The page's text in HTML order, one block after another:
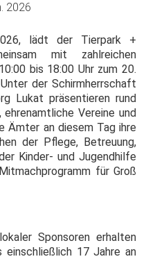
2026
lädt der Tierpark +
mit zahlreichen
bis 18:00 Uhr zum 20.
der Schirmherrschaft
Lukat präsentieren rund
Vereine und
Ämter an diesem Tag ihre
der Pflege, Betreuung,
Kinder- und Jugendhilfe
für Groß
Sponsoren erhalten
einschließlich 17 Jahre an